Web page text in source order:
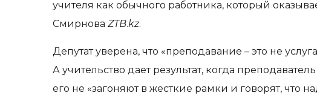
учителя как обычного работника, который
Смирнова ZTB.kz.
Депутат уверена, что «преподавание – это не
А учительство дает результат, когда
его не «загоняют в жесткие рамки и говорят, что